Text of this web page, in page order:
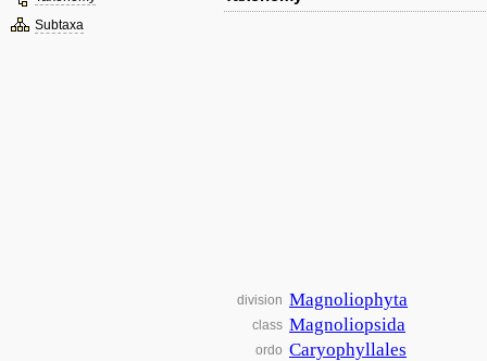
Subtaxa
division Magnoliophyta
class Magnoliopsida
ordo Caryophyllales